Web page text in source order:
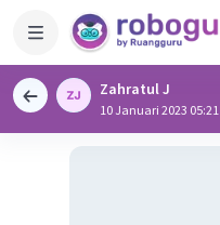
Zahratul J
10 Januari 2023 05:21